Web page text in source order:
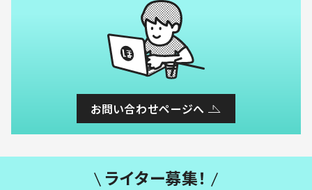
お問い合わせページへ
ライター募集！